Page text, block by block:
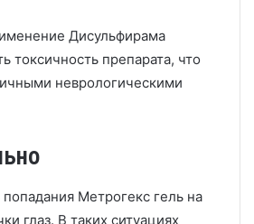
Дисульфирама
токсичность препарата, что
неврологическими
Метрогекс гель на
глаз. В таких ситуациях